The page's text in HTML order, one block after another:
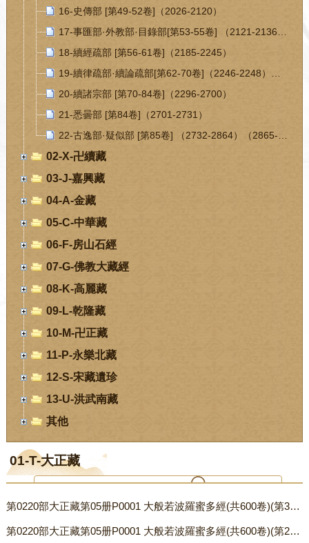
16-史傳部 [第49-52卷]（2026-2120）
18-續經疏部 [第56-61卷]（2185-2245）
20-續諸宗部 [第70-84卷]（2296-2700）
21-悉曇部 [第84卷]（2701-2731）
02-X-卍續藏
03-J-嘉興藏
04-A-金藏
05-C-中華藏
06-F-房山石經
07-G-佛教大藏經
08-K-高麗藏
09-L-乾隆藏
10-M-卍正藏
11-P-永樂北藏
12-S-宋藏遺珍
13-U-洪武南藏
其他
01-T-大正藏
您当前位置：首页-数字经阁-01-T-大正藏
第0220部大正藏第05册P0001 大般若波羅蜜多經(共600卷)(第31-40卷) 〖 唐 玄奘譯〗.txt
第0220部大正藏第05册P0001 大般若波羅蜜多經(共600卷)(第21-30卷) 〖 唐 玄奘譯〗.txt